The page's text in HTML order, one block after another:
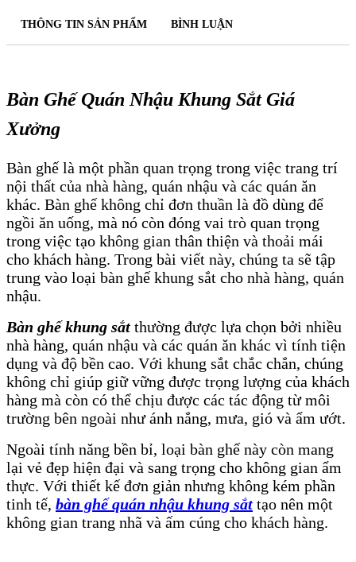
Liên hệ
THÔNG TIN SẢN PHẨM BÌNH LUẬN
Bàn Ghế Quán Nhậu Khung Sắt Giá
Xưởng
Bàn ghế là một phần quan trọng trong việc trang trí
nội thất của nhà hàng, quán nhậu và các quán ăn
khác. Bàn ghế không chỉ đơn thuần là đồ dùng để
ngồi ăn uống, mà nó còn đóng vai trò quan trọng
trong việc tạo không gian thân thiện và thoải mái
cho khách hàng. Trong bài viết này, chúng ta sẽ tập
trung vào loại bàn ghế khung sắt cho nhà hàng, quán
nhậu.
Bàn ghế khung sắt thường được lựa chọn bởi nhiều
nhà hàng, quán nhậu và các quán ăn khác vì tính tiện
dụng và độ bền cao. Với khung sắt chắc chắn, chúng
không chỉ giúp giữ vững được trọng lượng của khách
hàng mà còn có thể chịu được các tác động từ môi
trường bên ngoài như ánh nắng, mưa, gió và ẩm ướt.
Ngoài tính năng bền bỉ, loại bàn ghế này còn mang
lại vẻ đẹp hiện đại và sang trọng cho không gian ẩm
thực. Với thiết kế đơn giản nhưng không kém phần
tinh tế, bàn ghế quán nhậu khung sắt tạo nên một
không gian trang nhã và ấm cúng cho khách hàng.